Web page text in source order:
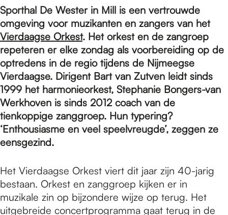
m
e
p
a
g
e
Sporthal De Wester in Mill is een vertrouwde
omgeving voor muzikanten en zangers van het
Vierdaagse Orkest. Het orkest en de zangroep
repeteren er elke zondag als voorbereiding op de
optredens in de regio tijdens de Nijmeegse
Vierdaagse. Dirigent Bart van Zutven leidt sinds
1999 het harmonieorkest, Stephanie Bongers-van
Werkhoven is sinds 2012 coach van de
tienkoppige zanggroep. Hun typering?
‘Enthousiasme en veel speelvreugde’, zeggen ze
eensgezind.
Het Vierdaagse Orkest viert dit jaar zijn 40-jarig
bestaan. Orkest en zanggroep kijken er in
muzikale zin op bijzondere wijze op terug. Het
uitgebreide concertprogramma gaat terug in de